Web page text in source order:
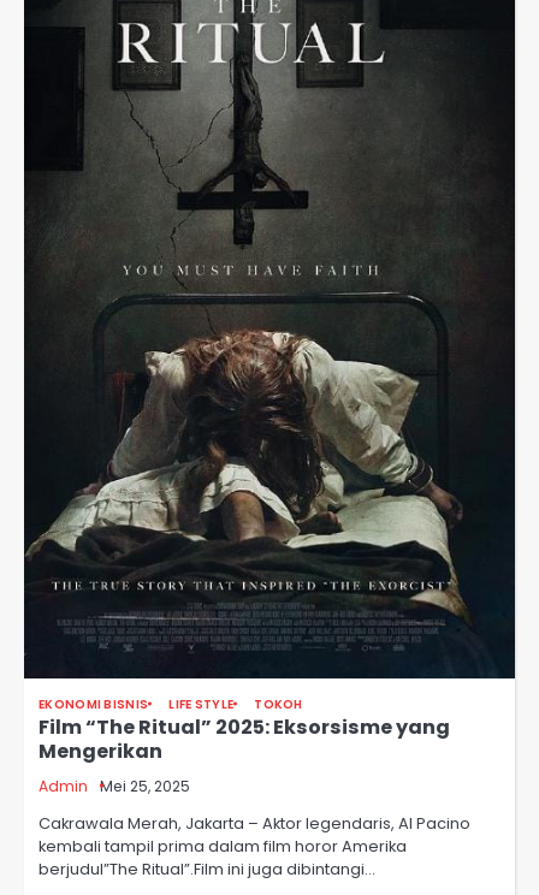
EKONOMI BISNIS LIFE STYLE TOKOH
Film “The Ritual” 2025: Eksorsisme yang
Mengerikan
Admin Mei 25, 2025
Cakrawala Merah, Jakarta – Aktor legendaris, Al Pacino
kembali tampil prima dalam film horor Amerika
berjudul”The Ritual”.Film ini juga dibintangi…